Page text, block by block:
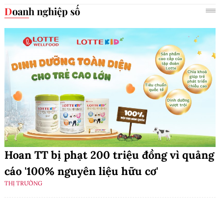
Doanh nghiệp số
Hoan TT bị phạt 200 triệu đồng vì quảng
cáo '100% nguyên liệu hữu cơ'
THỊ TRƯỜNG